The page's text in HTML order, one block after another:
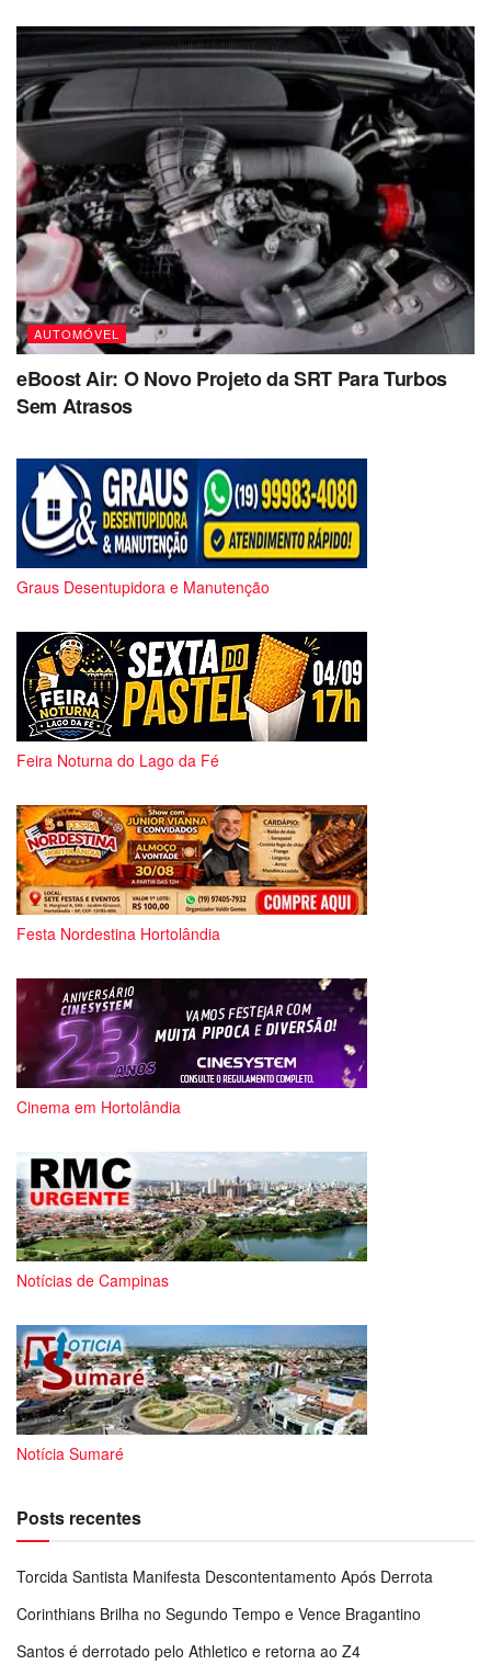
AUTOMÓVEL
eBoost Air: O Novo Projeto da SRT Para Turbos
Sem Atrasos
Graus Desentupidora e Manutenção
Feira Noturna do Lago da Fé
Festa Nordestina Hortolândia
Cinema em Hortolândia
Notícias de Campinas
Notícia Sumaré
Posts recentes
Torcida Santista Manifesta Descontentamento Após Derrota
Corinthians Brilha no Segundo Tempo e Vence Bragantino
Santos é derrotado pelo Athletico e retorna ao Z4